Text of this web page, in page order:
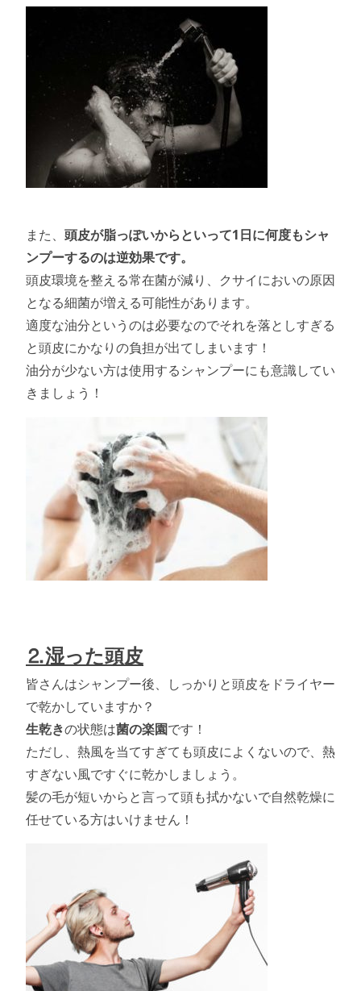
また、 頭皮が脂っぽいからといって1日に何度もシャ
ンプーするのは逆効果です。
頭皮環境を整える常在菌が減り、クサイにおいの原因
となる細菌が増える可能性があります。
適度な油分というのは必要なのでそれを落としすぎる
と頭皮にかなりの負担が出てしまいます！
油分が少ない方は使用するシャンプーにも意識してい
きましょう！
⒉湿った頭皮
皆さんはシャンプー後、しっかりと頭皮をドライヤー
で乾かしていますか？
生乾きの状態は菌の楽園です！
ただし、熱風を当てすぎても頭皮によくないので、熱
すぎない風ですぐに乾かしましょう。
髪の毛が短いからと言って頭も拭かないで自然乾燥に
任せている方はいけません！